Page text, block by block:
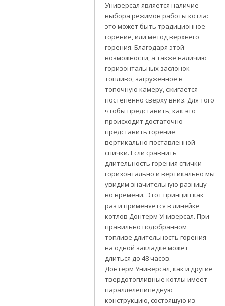
Универсал является наличие
выбора режимов работы котла:
это может быть традиционное
горение, или метод верхнего
горения. Благодаря этой
возможности, а также наличию
горизонтальных заслонок
топливо, загруженное в
топочную камеру, сжигается
постепенно сверху вниз. Для того
чтобы представить, как это
происходит достаточно
представить горение
вертикально поставленной
спички. Если сравнить
длительность горения спички
горизонтально и вертикально мы
увидим значительную разницу
во времени. Этот принцип как
раз и применяется в линейке
котлов Донтерм Универсал. При
правильно подобранном
топливе длительность горения
на одной закладке может
длиться до 48 часов.
Донтерм Универсал, как и другие
твердотопливные котлы имеет
параллелепипедную
конструкцию, состоящую из